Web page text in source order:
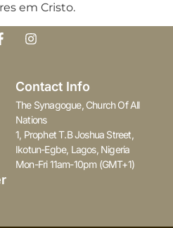
em Cristo.
Contact Info
The Synagogue, Church Of All
Nations
1, Prophet T.B Joshua Street,
Ikotun-Egbe, Lagos, Nigeria
Mon-Fri 11am-10pm (GMT+1)